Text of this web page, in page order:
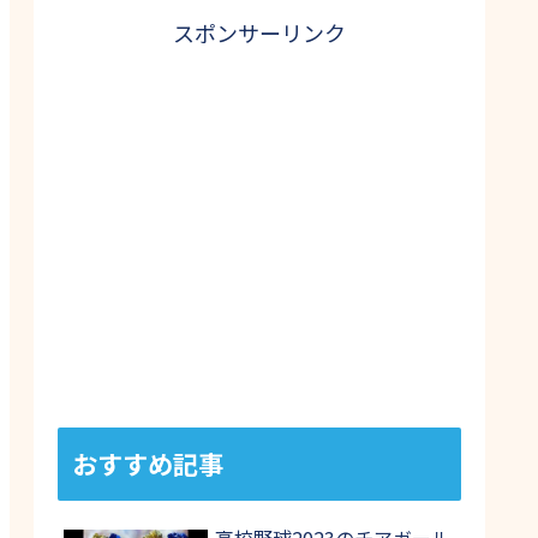
スポンサーリンク
おすすめ記事